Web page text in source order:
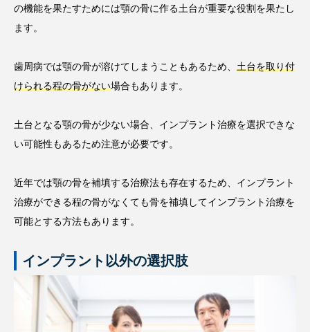
の機能を果たすためには顎の骨に作る土台が重要な役割を果たし
ます。
歯周病では顎の骨が溶けてしまうこともあるため、 土台を取り付
けられる程の骨がない場合もあります。
土台となる顎の骨が少ない場合、インプラント治療を選択できな
い可能性もあるため注意が必要です。
近年では顎の骨を補填する治療法も存在するため、インプラント
治療ができる程の骨がなくても骨を補填してインプラント治療を
可能とする方法もあります。
インプラント以外の選択肢